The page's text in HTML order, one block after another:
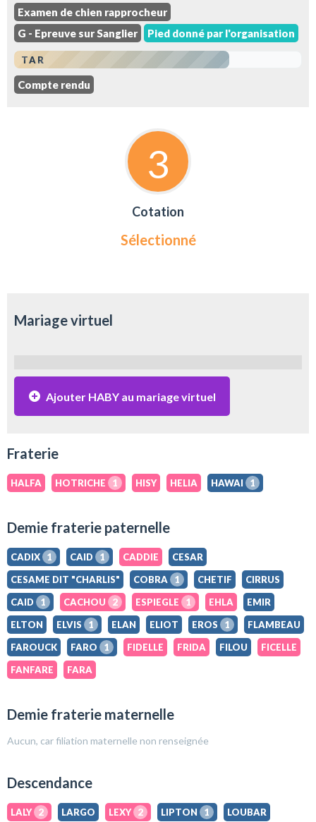
Examen de chien rapprocheur
G - Epreuve sur Sanglier
Pied donné par l'organisation
TAR
Compte rendu
3
Cotation
Sélectionné
Mariage virtuel
Ajouter HABY au mariage virtuel
Fraterie
HALFA HOTRICHE 1 HISY HELIA HAWAI 1
Demie fraterie paternelle
CADIX 1 CAID 1 CADDIE
CESAR
CESAME DIT "CHARLIS"
COBRA 1 CHETIF
CIRRUS
CAID
1 CACHOU 2 ESPIEGLE 1 EHLA
EMIR
ELTON
ELVIS 1 ELAN ELIOT EROS 1
FLAMBEAU
FAROUCK
FARO 1 FIDELLE FRIDA FILOU
FICELLE
FANFARE
FARA
Demie fraterie maternelle
Aucun, car filiation maternelle non renseignée
Descendance
LALY 2 LARGO LEXY 2 LIPTON 1
LOUBAR